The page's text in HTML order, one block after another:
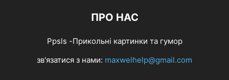
ПРО НАС
Ppsls -Прикольні картинки та гумор
зв'язатися з нами: maxwelhelp@gmail.com